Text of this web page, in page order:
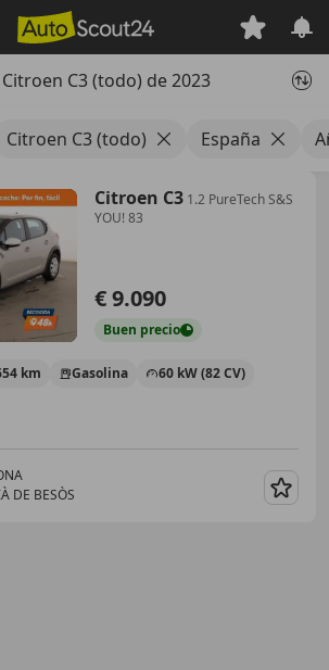
C3 (todo) de 2023
Citroen C3 (todo) España
Citroen C3 1.2 PureTech S&S
YOU! 83
€ 9.090
Buen precio
km Gasolina 60 kW (82 CV)
DE BESÒS